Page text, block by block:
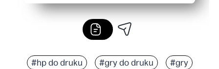
#hp do druku #gry do druku #gry